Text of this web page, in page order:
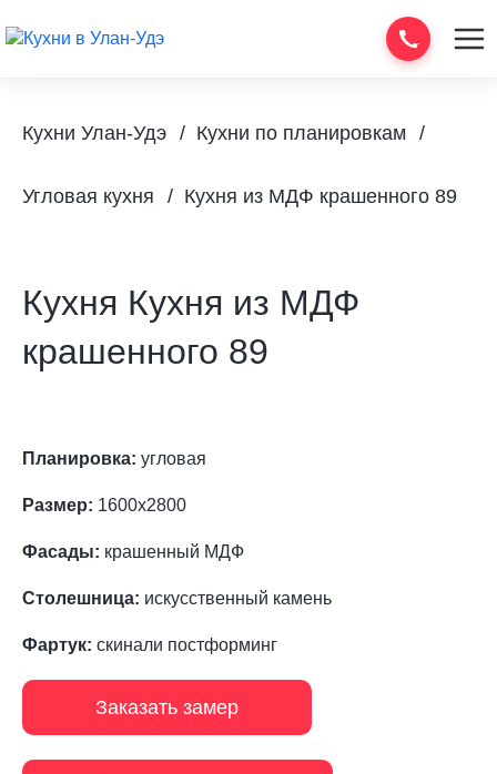
Кухни Улан-Удэ Кухни по планировкам
Угловая кухня Кухня из МДФ крашенного 89
Кухня Кухня из МДФ
крашенного 89
Планировка: угловая
Размер: 1600х2800
Фасады: крашенный МДФ
Столешница: искусственный камень
Фартук: скинали постформинг
Заказать замер